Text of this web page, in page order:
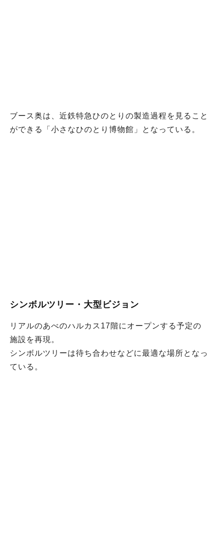
ブース奥は、近鉄特急ひのとりの製造過程を見ること
ができる「小さなひのとり博物館」となっている。
シンボルツリー・大型ビジョン
リアルのあべのハルカス17階にオープンする予定の
施設を再現。
シンボルツリーは待ち合わせなどに最適な場所となっ
ている。